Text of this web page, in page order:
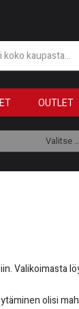
OUTLET
Valitse ...
olisi